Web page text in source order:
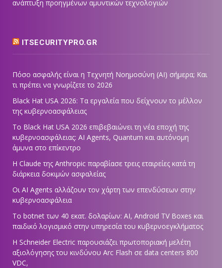
ανάπτυξη προηγμένων αμυντικών τεχνολογιών
ITSECURITYPRO.GR
Πόσο ασφαλής είναι η Τεχνητή Νοημοσύνη (AI) σήμερα; Και
τι πρέπει να γνωρίζετε το 2026
Black Hat USA 2026: Τα εργαλεία που δείχνουν το μέλλον
της κυβερνοασφάλειας
Το Black Hat USA 2026 επιβεβαιώνει τη νέα εποχή της
κυβερνοασφάλειας: AI Agents, Quantum και αυτόνομη
άμυνα στο επίκεντρο
Η Claude της Anthropic παραβίασε τρεις εταιρείες κατά τη
διάρκεια δοκιμών ασφαλείας
Οι AI Agents αλλάζουν τον χάρτη των επενδύσεων στην
κυβερνοασφάλεια
Το botnet των 40 εκατ. δολαρίων: AI, Android TV Boxes και
παιδικό λογισμικό στην υπηρεσία του κυβερνοεγκλήματος
Η Schneider Electric παρουσιάζει πρωτοποριακή μελέτη
αξιολόγησης του κινδύνου Arc Flash σε data centers 800
VDC,